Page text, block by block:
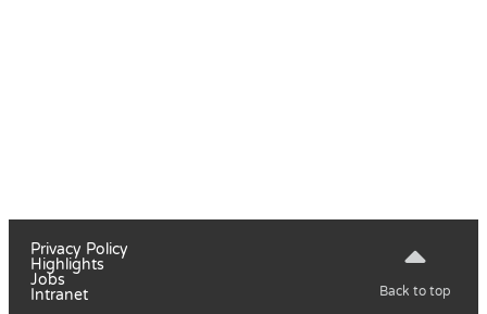
Privacy Policy
Highlights
Jobs
Intranet
Back to top